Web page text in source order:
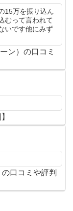
15万を振り込ん
むって言われて
いです他にみず
ン）の口コミ
口コミや評判